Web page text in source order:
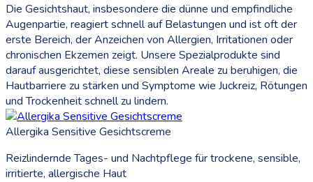
Die Gesichtshaut, insbesondere die dünne und empfindliche
Augenpartie, reagiert schnell auf Belastungen und ist oft der
erste Bereich, der Anzeichen von Allergien, Irritationen oder
chronischen Ekzemen zeigt. Unsere Spezialprodukte sind
darauf ausgerichtet, diese sensiblen Areale zu beruhigen, die
Hautbarriere zu stärken und Symptome wie Juckreiz, Rötungen
und Trockenheit schnell zu lindern.
Allergika Sensitive Gesichtscreme
Reizlindernde Tages- und Nachtpflege für trockene, sensible,
irritierte, allergische Haut